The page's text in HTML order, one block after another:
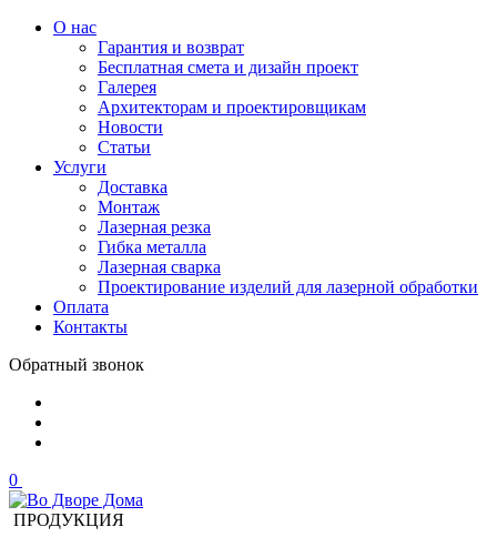
О нас
Гарантия и возврат
Бесплатная смета и дизайн проект
Галерея
Архитекторам и проектировщикам
Новости
Статьи
Услуги
Доставка
Монтаж
Лазерная резка
Гибка металла
Лазерная сварка
Проектирование изделий для лазерной обработки
Оплата
Контакты
Обратный звонок
0
ПРОДУКЦИЯ